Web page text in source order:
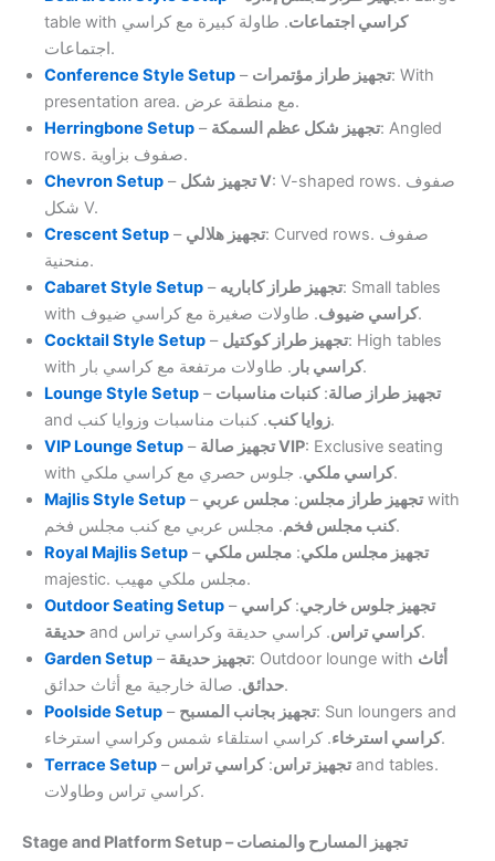
table with
كراسي اجتماعات. طاولة كبيرة مع كراسي
اجتماعات.
Conference Style Setup – تجهيز طراز مؤتمرات: With
presentation area. مع منطقة عرض.
Herringbone Setup – تجهيز شكل عظم السمكة: Angled
rows. صفوف بزاوية.
Chevron Setup – تجهيز شكل V: V-shaped rows. صفوف
شكل V.
Crescent Setup – تجهيز هلالي: Curved rows. صفوف
منحنية.
Cabaret Style Setup – تجهيز طراز كاباريه: Small tables
with
كراسي ضيوف. طاولات صغيرة مع كراسي ضيوف.
Cocktail Style Setup – تجهيز طراز كوكتيل: High tables
with
كراسي بار. طاولات مرتفعة مع كراسي بار.
Lounge Style Setup – تجهيز طراز صالة:كنبات مناسبات
and
زوايا كنب. كنبات مناسبات وزوايا كنب.
VIP Lounge Setup – تجهيز صالة VIP: Exclusive seating
with
كراسي ملكي. جلوس حصري مع كراسي ملكي.
Majlis Style Setup – تجهيز طراز مجلس: مجلس عربي
with
كنب مجلس فخم. مجلس عربي مع كنب مجلس فخم.
Royal Majlis Setup – تجهيز مجلس ملكي: مجلس ملكي
majestic. مجلس ملكي مهيب.
Outdoor Seating Setup – تجهيز جلوس خارجي:كراسي
حديقة and كراسي تراس. كراسي حديقة وكراسي تراس.
Garden Setup – تجهيز حديقة: Outdoor lounge with أثاث
حدائق. صالة خارجية مع أثاث حدائق.
Poolside Setup – تجهيز بجانب المسبح: Sun loungers and
كراسي استرخاء. كراسي استلقاء شمس وكراسي استرخاء.
Terrace Setup – تجهيز تراس:كراسي تراس
and tables.
كراسي تراس وطاولات.
Stage and Platform Setup – تجهيز المسارح والمنصات